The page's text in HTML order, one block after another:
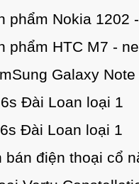
phẩm Nokia 1202
phẩm HTC M7 -
Galaxy
Đài Loan loại 1
Đài Loan loại 1
bán điện thoại cổ